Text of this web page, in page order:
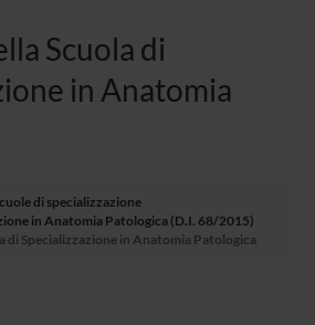
Scuola di
in Anatomia
di specializzazione
in Anatomia Patologica (D.I. 68/2015)
di Specializzazione in Anatomia Patologica